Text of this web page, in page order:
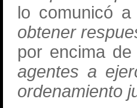
lo comunicó
obtener
por encima
agentes a
ordenamiento